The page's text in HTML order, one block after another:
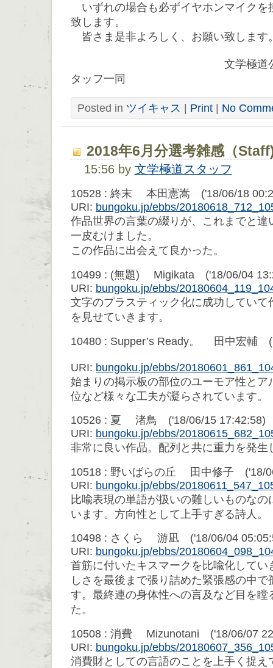
いずれの場合も必ずイヤホンマイクを
致します。
皆さま是非よろしく、お願い致します
文学極道公式ツイ
タッフ一同
Posted in ツイキャス | Print | No
2018年6月分選考雑感（
15:56 by 文学極道スタッフ
10528 : 終末 本田憲嵩 ('18/06/18
URI: bungoku.jp/ebbs/
作品世界の言葉の綴りが、これまでと違
一皮むけました。
この作品に出会えて良かった。
10499 : (無題) Migikata ('18/06/04
URI: bungoku.jp/ebbs/
文字のプラスティック化に成功していて
を見せていきます。
10480 : Supper’s Ready。 田中宏輔
URI: bungoku.jp/ebbs/
始まりの掲示板の部位のユーモア性とア
位など様々な工夫が凝らされています。
10526 : 夏 渚鳥 ('18/06/15 17:42:58)
URI: bungoku.jp/ebbs/
非常に良い作品。配列と共に重力を発生
10518 : 野いばらの丘 田中修子 ('18/
URI: bungoku.jp/ebbs/
比喩表現の単語が扱いの難しいものな
います。方向性として上手すぎる詩人。
10498 : さくら 游凪 ('18/06/04
URI: bungoku.jp/ebbs/
首筋に付いたキスマークを比喩化してい
しさを最後まで張り詰めた緊張感の中
す。最終連の身体性への言及など目を瞠
た。
10508 : 消費 Mizunotani ('18/06/07
URI: bungoku.jp/ebbs/
消費財としての言語のことを上手く捉え